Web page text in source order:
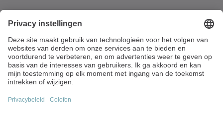
Vaartstraat 90 / bus 201
9270 Kalken
België
+32 9 326 73-80